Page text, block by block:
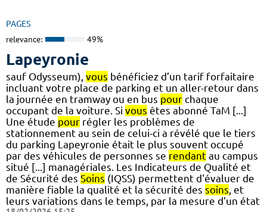
PAGES
relevance: 49%
Lapeyronie
sauf Odysseum), vous bénéficiez d’un tarif forfaitaire
incluant votre place de parking et un aller-retour dans
la journée en tramway ou en bus pour chaque
occupant de la voiture. Si vous êtes abonné TaM [...]
Une étude pour régler les problèmes de
stationnement au sein de celui-ci a révélé que le tiers
du parking Lapeyronie était le plus souvent occupé
par des véhicules de personnes se rendant au campus
situé [...] managériales. Les Indicateurs de Qualité et
de Sécurité des Soins (IQSS) permettent d'évaluer de
manière fiable la qualité et la sécurité des soins , et
leurs variations dans le temps, par la mesure d'un état